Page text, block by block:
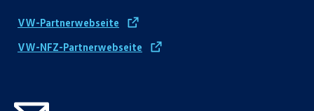
VW-Partnerwebseite
VW-NFZ-Partnerwebseite